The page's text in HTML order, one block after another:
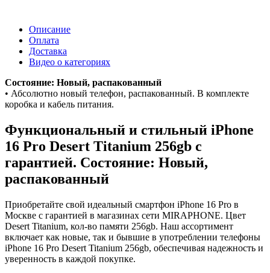
Описание
Оплата
Доставка
Видео о категориях
Состояние: Новый, распакованный
• Абсолютно новый телефон, распакованный. В комплекте
коробка и кабель питания.
Функциональный и стильный iPhone
16 Pro Desert Titanium 256gb с
гарантией. Состояние: Новый,
распакованный
Приобретайте свой идеальный смартфон iPhone 16 Pro в
Москве с гарантией в магазинах сети MIRAPHONE. Цвет
Desert Titanium, кол-во памяти 256gb. Наш ассортимент
включает как новые, так и бывшие в употреблении телефоны
iPhone 16 Pro Desert Titanium 256gb, обеспечивая надежность и
уверенность в каждой покупке.